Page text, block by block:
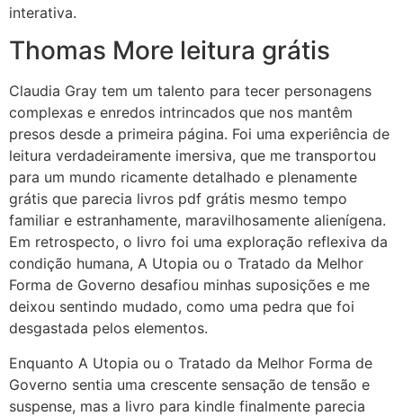
interativa.
Thomas More leitura grátis
Claudia Gray tem um talento para tecer personagens
complexas e enredos intrincados que nos mantêm
presos desde a primeira página. Foi uma experiência de
leitura verdadeiramente imersiva, que me transportou
para um mundo ricamente detalhado e plenamente
grátis que parecia livros pdf grátis mesmo tempo
familiar e estranhamente, maravilhosamente alienígena.
Em retrospecto, o livro foi uma exploração reflexiva da
condição humana, A Utopia ou o Tratado da Melhor
Forma de Governo desafiou minhas suposições e me
deixou sentindo mudado, como uma pedra que foi
desgastada pelos elementos.
Enquanto A Utopia ou o Tratado da Melhor Forma de
Governo sentia uma crescente sensação de tensão e
suspense, mas a livro para kindle finalmente parecia